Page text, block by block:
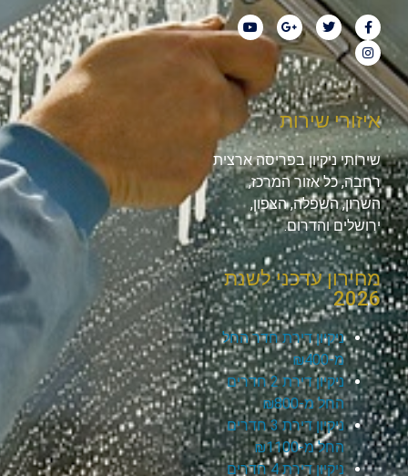
איזורי שירות
שירותי ניקיון בפריסה ארצית
רחבה, כל אזור המרכז,
השרון, השפלה, הצפון,
ירושלים והדרום.
מחירון עדכני לשנת
2026
ניקיון דירת חדר החל
מ-₪400
ניקיון דירת 2 חדרים
החל מ-₪800
ניקיון דירת 3 חדרים
החל מ-₪1100
ניקיון דירת 4 חדרים